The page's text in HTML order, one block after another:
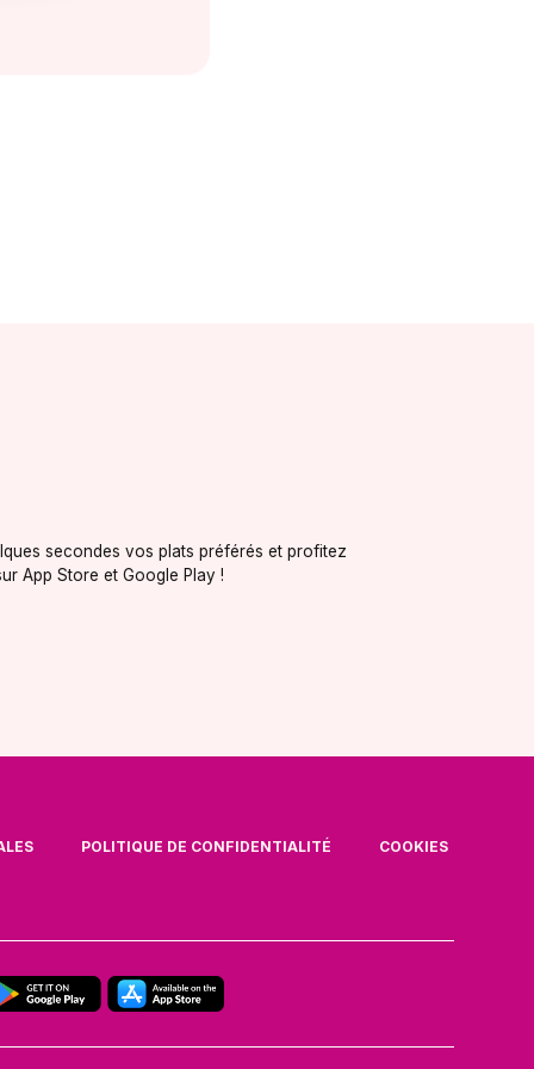
secondes vos plats préférés et profitez
App Store et Google Play !
POLITIQUE DE CONFIDENTIALITÉ COOKIES